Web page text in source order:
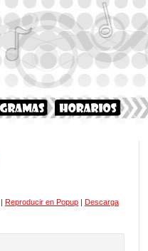
| Reproducir en Popup | Descarga